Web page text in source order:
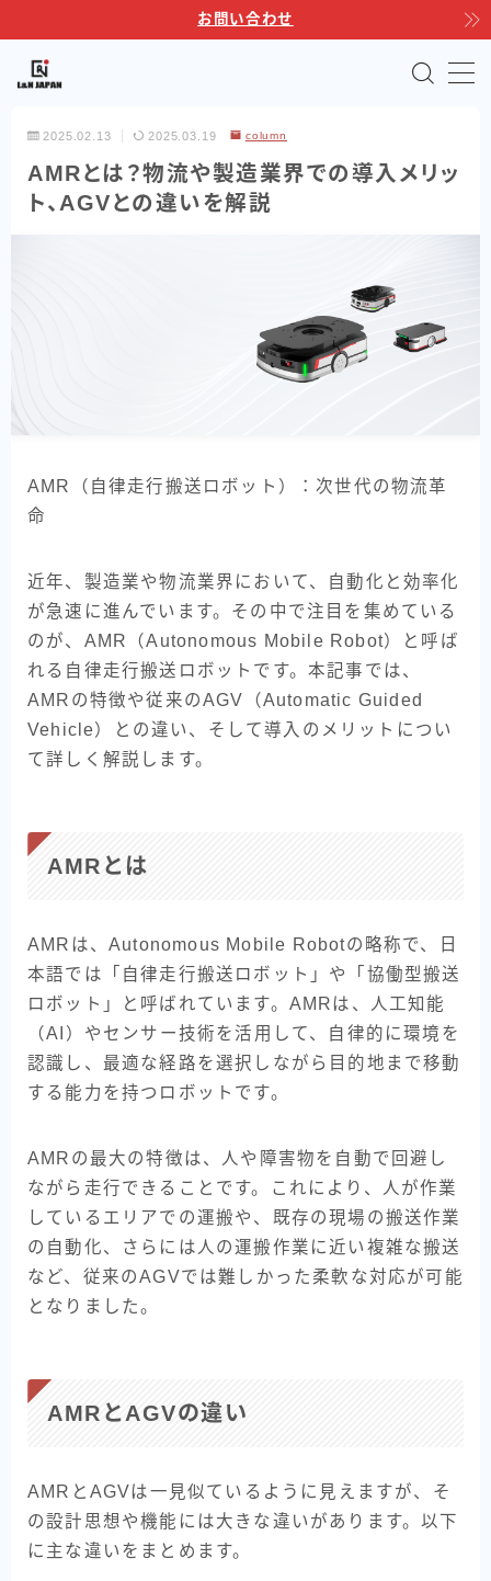
お問い合わせ
MENU
TOP
サポートサービス
Linkores AGF スタッカー
シャトルラックシステム
薄型シャトル
AMR (自律走行搬送ロボット)
TransPallet
TransPallet X
導入事例
イベント
コラム
事業概要
2025.02.13 2025.03.19 column
AMRとは？物流や製造業界での導入メリッ
ト、AGVとの違いを解説
AMR（自律走行搬送ロボット）：次世代の物流革
命
近年、製造業や物流業界において、自動化と効率化
が急速に進んでいます。その中で注目を集めている
のが、AMR（Autonomous Mobile Robot）と呼ば
れる自律走行搬送ロボットです。本記事では、
AMRの特徴や従来のAGV（Automatic Guided
Vehicle）との違い、そして導入のメリットについ
て詳しく解説します。
AMRとは
AMRは、Autonomous Mobile Robotの略称で、日
本語では「自律走行搬送ロボット」や「協働型搬送
ロボット」と呼ばれています。AMRは、人工知能
（AI）やセンサー技術を活用して、自律的に環境を
認識し、最適な経路を選択しながら目的地まで移動
する能力を持つロボットです。
AMRの最大の特徴は、人や障害物を自動で回避し
ながら走行できることです。これにより、人が作業
しているエリアでの運搬や、既存の現場の搬送作業
の自動化、さらには人の運搬作業に近い複雑な搬送
など、従来のAGVでは難しかった柔軟な対応が可能
となりました。
AMRとAGVの違い
AMRとAGVは一見似ているように見えますが、そ
の設計思想や機能には大きな違いがあります。以下
に主な違いをまとめます。